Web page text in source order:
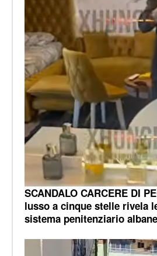
SCANDALO CARCERE DI
lusso a cinque stelle rivela
sistema penitenziario